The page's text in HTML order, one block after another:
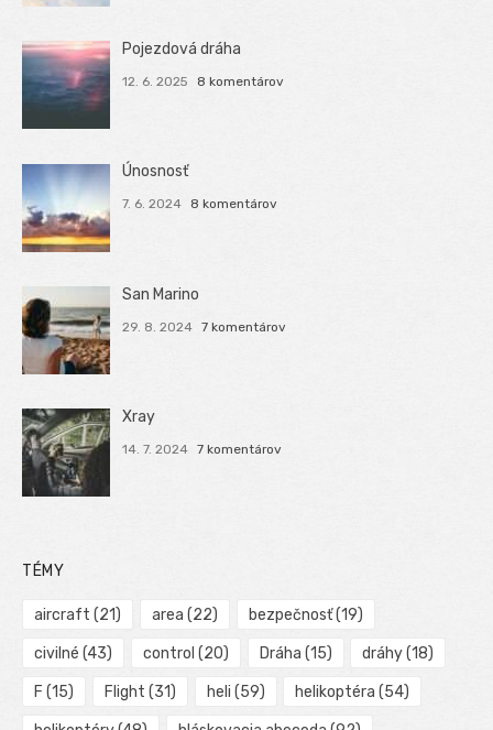
Pojezdová dráha
12. 6. 2025 8 komentárov
Únosnosť
7. 6. 2024 8 komentárov
San Marino
29. 8. 2024 7 komentárov
Xray
14. 7. 2024 7 komentárov
TÉMY
aircraft (21) area (22) bezpečnosť(19)
civilné (43) control (20) Dráha (15) dráhy(18)
F (15) Flight (31) heli (59) helikoptéra (54)